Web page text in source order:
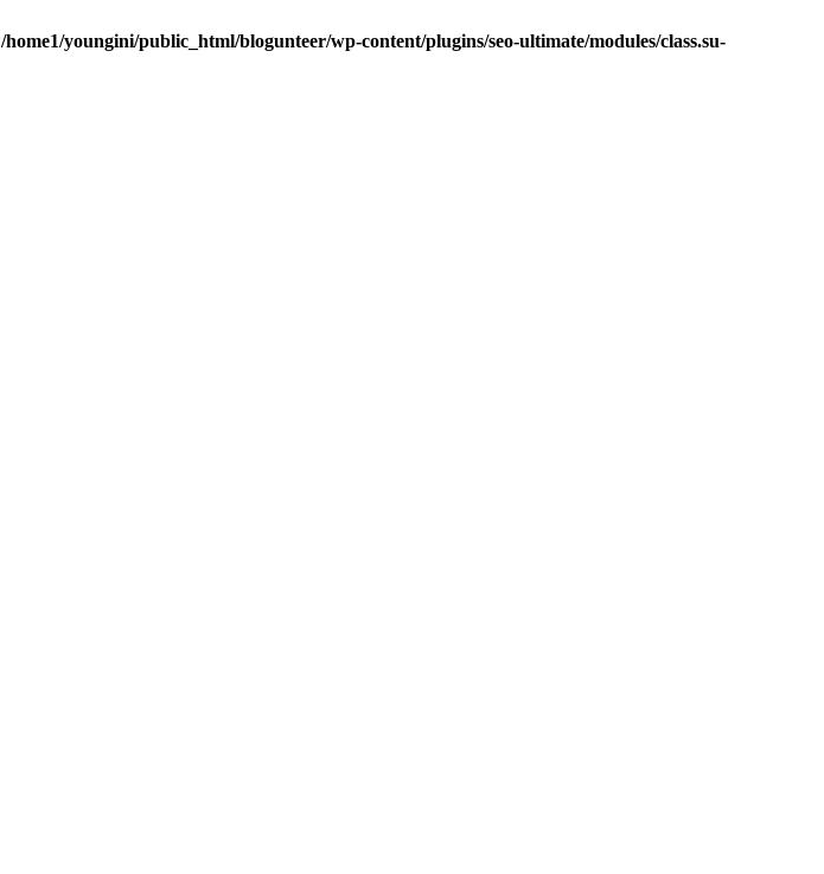
/home1/youngini/public_html/blogunteer/wp-content/plugins/seo-ultimate/modules/class.su-